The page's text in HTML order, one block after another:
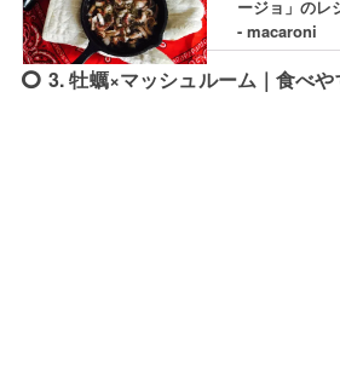
ージョ」のレ
- macaroni
3. 牡蠣×マッシュルーム｜食べ